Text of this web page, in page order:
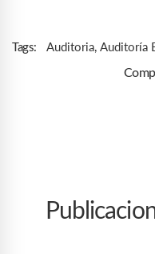
Tags: Auditoria, Auditoría